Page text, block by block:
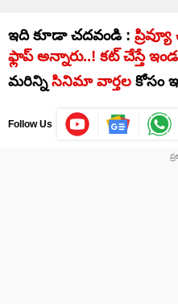
ఇది కూడా చదవండి :
ఫ్లాప్ అన్నారు..! కట్ చేస్తే
మరిన్నిసినిమా వార్తల కోసం
Follow Us